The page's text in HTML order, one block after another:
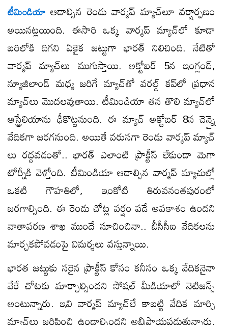
టీమిండియా ఆడాల్సిన రెండు వార్మప్ మ్యాచ్​లూ వర్షార్పణం
అయినట్లయింది. ఈసారి ఒక్క వార్మప్ మ్యాచ్​లో కూడా
బరిలోకి దిగని ఏకైక జట్టుగా భారత్ నిలిచింది. నేటితో
వార్మప్ మ్యాచ్​లు ముగుస్తాయి. అక్టోబర్ 5న ఇంగ్లండ్,
న్యూజిలాండ్ మధ్య జరిగే మ్యాచ్​తో వరల్డ్ కప్​లో ప్రధాన
మ్యాచ్​లు మొదలవుతాయి. టీమిండియా తన తొలి మ్యాచ్​లో
ఆస్ట్రేలియాను ఢీకొట్టనుంది. ఈ మ్యాచ్​ అక్టోబర్ 8న చెన్నై
వేదికగా జరగనుంది. అయితే వరుసగా రెండు వార్మప్ మ్యాచ్​
లు రద్దవడంతో.. భారత్​ ఎలాంటి ప్రాక్టీస్ లేకుండా మెగా
టోర్నీకి వెళ్తోంది. టీమిండియా ఆడాల్సిన వార్మప్ మ్యాచుల్లో
ఒకటి గౌహతిలో, ఇంకోటి తిరువనంతపురంలో
జరగాల్సింది. ఈ రెండు చోట్ల వర్షం పడే అవకాశం ఉందని
వాతావరణ శాఖ ముందే సూచించినా.. బీసీసీఐ వేదికలను
మార్చకపోవడంపై విమర్శలు వస్తున్నాయి.
భారత జట్టుకు సరైన ప్రాక్టీస్ కోసం కనీసం ఒక్క వేదికనైనా
వేరే చోటకు మార్చాల్సిందని సోషల్ మీడియాలో నెటిజన్స్
అంటున్నారు. ఇవి వార్మప్ మ్యాచ్​లే కాబట్టి వేదిక మార్చి
మ్యాచ్​లు జరిపించి ఉండాల్సిందని అభిప్రాయపడుతున్నారు.